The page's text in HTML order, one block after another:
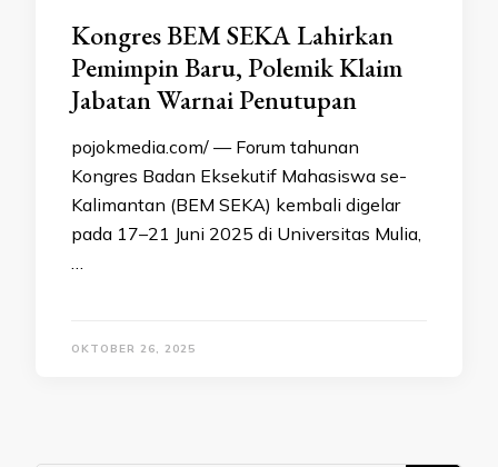
Kongres BEM SEKA Lahirkan
Pemimpin Baru, Polemik Klaim
Jabatan Warnai Penutupan
pojokmedia.com/ — Forum tahunan
Kongres Badan Eksekutif Mahasiswa se-
Kalimantan (BEM SEKA) kembali digelar
pada 17–21 Juni 2025 di Universitas Mulia,
OKTOBER 26, 2025